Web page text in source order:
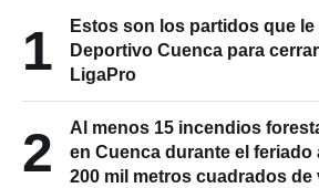
1
Estos son los partidos que le
Deportivo Cuenca para
LigaPro
2
Al menos 15 incendios
en Cuenca durante el feriado
200 mil metros cuadrados de